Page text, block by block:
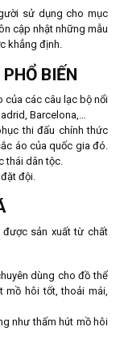
sử dụng cho mục
cập nhật những mẫu
khẳng định.
BIẾN
của các câu lạc bộ nổi
Barcelona,…
thi đấu chính thức
áo của quốc gia đó.
thái dân tộc.
đội.
sản xuất từ chất
dùng cho đồ thể
mồ hôi tốt, thoải mái,
như thấm hút mồ hôi